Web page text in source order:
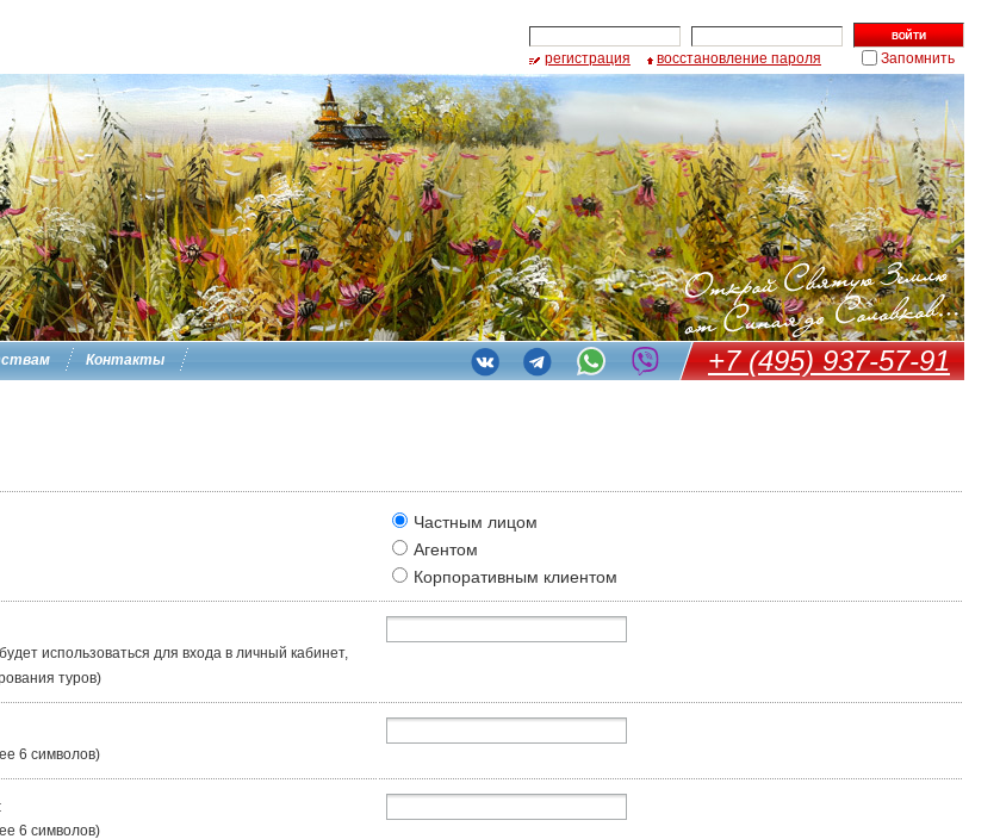
регистрация восстановление пароля Запомнить
Контакты +7 (495) 937-57-91
Частным лицом
Агентом
Корпоративным клиентом
использоваться для входа в личный кабинет,
туров)
6 символов)
:
6 символов)